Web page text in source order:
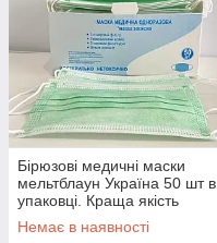
Бірюзові медичні маски
мельтблаун Україна 50 шт в
упаковці. Краща якість
Немає в наявності